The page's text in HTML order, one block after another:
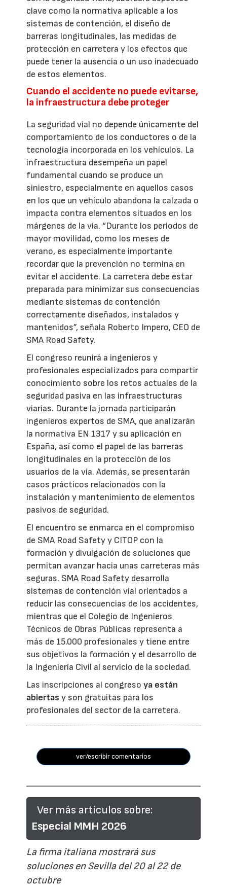
clave como la normativa aplicable a los
sistemas de contención, el diseño de
barreras longitudinales, las medidas de
protección en carretera y los efectos que
puede tener la ausencia o un uso inadecuado
de estos elementos.
Cuando el accidente no puede evitarse,
la infraestructura debe proteger
La seguridad vial no depende únicamente del
comportamiento de los conductores o de la
tecnología incorporada en los vehículos. La
infraestructura desempeña un papel
fundamental cuando se produce un
siniestro, especialmente en aquellos casos
en los que un vehículo abandona la calzada o
impacta contra elementos situados en los
márgenes de la vía. “Durante los periodos de
mayor movilidad, como los meses de
verano, es especialmente importante
recordar que la prevención no termina en
evitar el accidente. La carretera debe estar
preparada para minimizar sus consecuencias
mediante sistemas de contención
correctamente diseñados, instalados y
mantenidos”, señala Roberto Impero, CEO de
SMA Road Safety.
El congreso reunirá a ingenieros y
profesionales especializados para compartir
conocimiento sobre los retos actuales de la
seguridad pasiva en las infraestructuras
viarias. Durante la jornada participarán
ingenieros expertos de SMA, que analizarán
la normativa EN 1317 y su aplicación en
España, así como el papel de las barreras
longitudinales en la protección de los
usuarios de la vía. Además, se presentarán
casos prácticos relacionados con la
instalación y mantenimiento de elementos
pasivos de seguridad.
El encuentro se enmarca en el compromiso
de SMA Road Safety y CITOP con la
formación y divulgación de soluciones que
permitan avanzar hacia unas carreteras más
seguras. SMA Road Safety desarrolla
sistemas de contención vial orientados a
reducir las consecuencias de los accidentes,
mientras que el Colegio de Ingenieros
Técnicos de Obras Públicas representa a
más de 15.000 profesionales y tiene entre
sus objetivos la formación y el desarrollo de
la Ingeniería Civil al servicio de la sociedad.
Las inscripciones al congresoya están
abiertas y son gratuitas para los
profesionales del sector de la carretera.
ver/escribir comentarios
Ver más artículos sobre:
Especial MMH 2026
La firma italiana mostrará sus
soluciones en Sevilla del 20 al 22 de
octubre